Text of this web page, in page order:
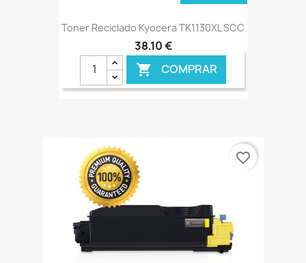
Toner Reciclado Kyocera TK1130XL SCC
38,10 €
 COMPRAR
favorite_border